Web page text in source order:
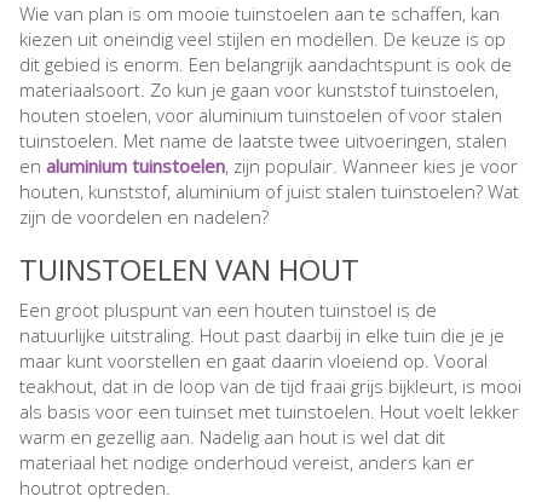
Wie van plan is om mooie tuinstoelen aan te schaffen, kan
kiezen uit oneindig veel stijlen en modellen. De keuze is op
dit gebied is enorm. Een belangrijk aandachtspunt is ook de
materiaalsoort. Zo kun je gaan voor kunststof tuinstoelen,
houten stoelen, voor aluminium tuinstoelen of voor stalen
tuinstoelen. Met name de laatste twee uitvoeringen, stalen
en aluminium tuinstoelen, zijn populair. Wanneer kies je voor
houten, kunststof, aluminium of juist stalen tuinstoelen? Wat
zijn de voordelen en nadelen?
TUINSTOELEN VAN HOUT
Een groot pluspunt van een houten tuinstoel is de
natuurlijke uitstraling. Hout past daarbij in elke tuin die je je
maar kunt voorstellen en gaat daarin vloeiend op. Vooral
teakhout, dat in de loop van de tijd fraai grijs bijkleurt, is mooi
als basis voor een tuinset met tuinstoelen. Hout voelt lekker
warm en gezellig aan. Nadelig aan hout is wel dat dit
materiaal het nodige onderhoud vereist, anders kan er
houtrot optreden.